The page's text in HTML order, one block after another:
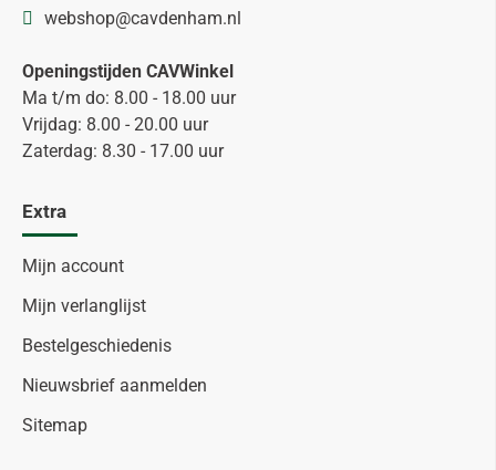
webshop@cavdenham.nl
Openingstijden CAVWinkel
Ma t/m do: 8.00 - 18.00 uur
Vrijdag: 8.00 - 20.00 uur
Zaterdag: 8.30 - 17.00 uur
Extra
Mijn account
Mijn verlanglijst
Bestelgeschiedenis
Nieuwsbrief aanmelden
Sitemap